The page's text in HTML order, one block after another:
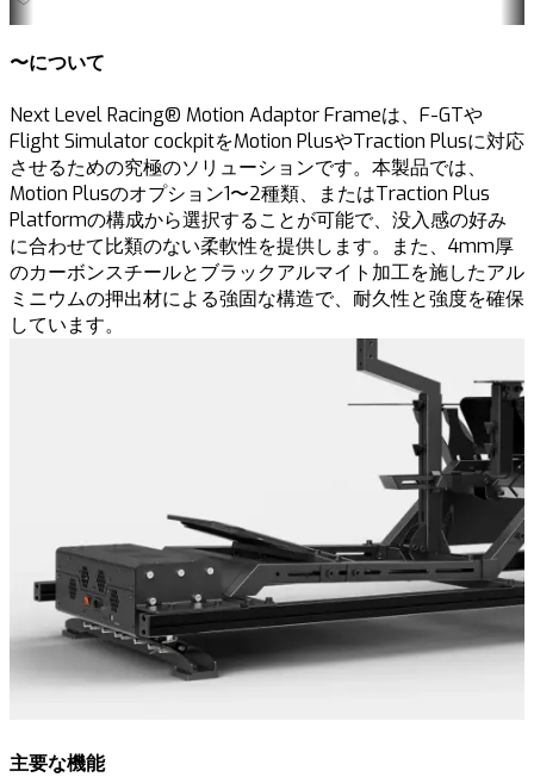
〜について
Next Level Racing® Motion Adaptor Frameは、F-GTや
Flight Simulator cockpitをMotion PlusやTraction Plusに対応
させるための究極のソリューションです。本製品では、
Motion Plusのオプション1〜2種類、またはTraction Plus
Platformの構成から選択することが可能で、没入感の好み
に合わせて比類のない柔軟性を提供します。また、4mm厚
のカーボンスチールとブラックアルマイト加工を施したアル
ミニウムの押出材による強固な構造で、耐久性と強度を確保
しています。
主要な機能